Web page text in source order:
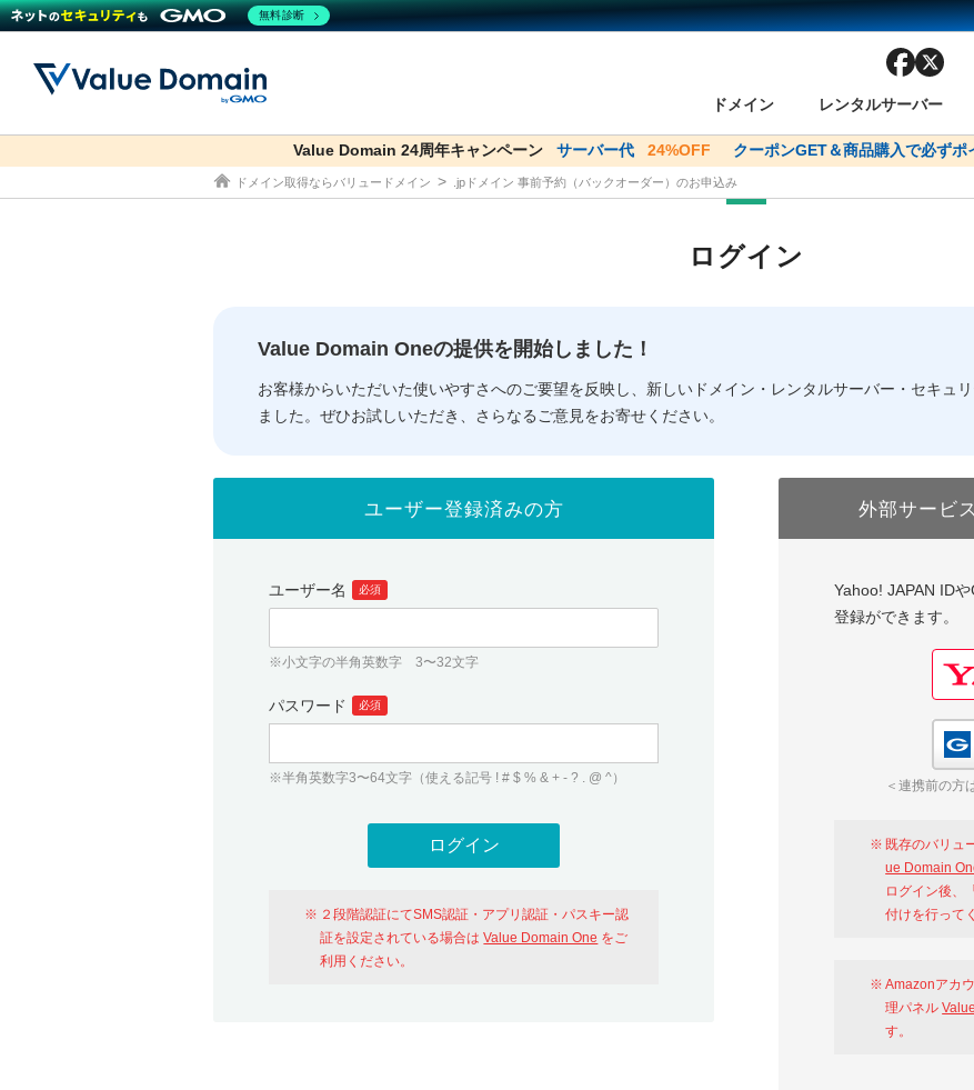
ドメイン
ドメイン ドメイン検索
ドメイン一括検索
人気ドメインの種類 WHOIS検索
レンタルサーバー
レンタルサーバー コアサーバー
セキュリティ Value Domain ネットde診断
サービス お得意様割引
バリュードメインAPI
facebook
従来のバリュードメインをご利用希望の方 おすすめ One レンタルサー
以下でも
従来のバリュードメインをご利用希望の方 おすすめ One レンタルサー
以下でも
Value Domain 24周年キャンペーン サーバー代 24%OFF クーポンGET＆商品購入で必ずポ
co.jpドメイン✕コアサーバーV2ビジネス応援キャンペーン サーバー料金1
ドメイン取得ならバリュードメイン .jpドメイン 事前予約（バックオーダー）のお申込み
ログイン
Value Domain Oneの提供を開始しました！
お客様からいただいた使いやすさへのご要望を反映し、新しいドメイン・レンタルサーバー・セキュ
ました。ぜひお試しいただき、さらなるご意見をお寄せください。
ユーザー登録済みの方
ユーザー名 必須
※小文字の半角英数字 3〜32文字
パスワード 必須
※半角英数字3〜64文字（使える記号 ! # $ % & + - ? . @ ^）
２段階認証にてSMS認証・アプリ認証・パスキー認
証を設定されている場合はValue Domain One をご
利用ください。
外部サービ
Yahoo! JAPAN ID
登録ができます。
＜連携前の方
既存のバリュ
ue Domain
ログイン後、「
付けを行って
Amazonアカ
理パネル
す。
無料診断